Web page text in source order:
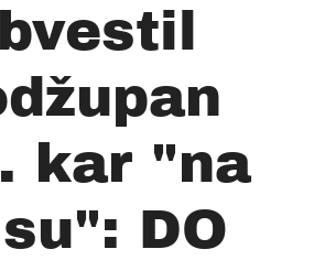
kar "na
DO